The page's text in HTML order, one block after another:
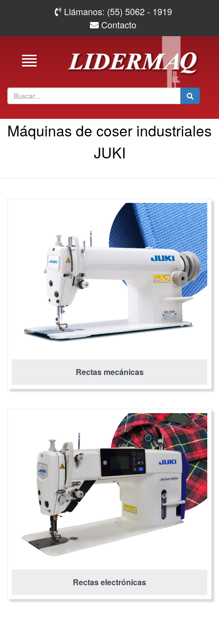
Llámanos: (55) 5062 - 1919
Contacto
Toggle
navigation
Máquinas de coser industriales
JUKI
Rectas mecánicas
Rectas electrónicas